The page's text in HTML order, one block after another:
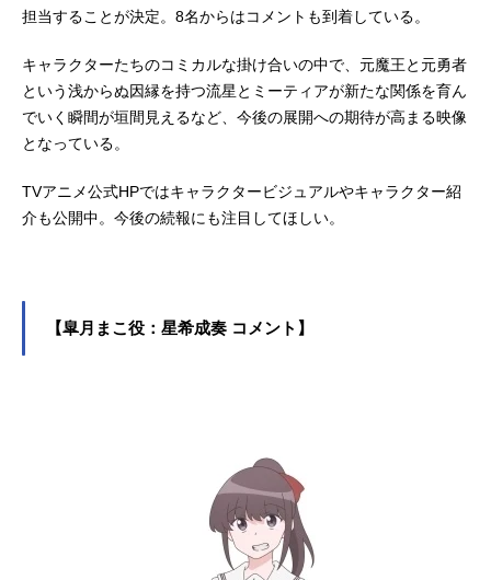
担当することが決定。8名からはコメントも到着している。
キャラクターたちのコミカルな掛け合いの中で、元魔王と元勇者
という浅からぬ因縁を持つ流星とミーティアが新たな関係を育ん
でいく瞬間が垣間見えるなど、今後の展開への期待が高まる映像
となっている。
TVアニメ公式HPではキャラクタービジュアルやキャラクター紹
介も公開中。今後の続報にも注目してほしい。
【皐月まこ役：星希成奏 コメント】